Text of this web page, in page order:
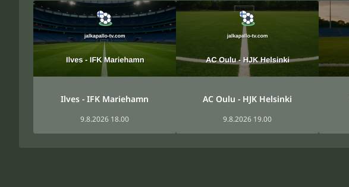
Ilves - IFK Mariehamn
9.8.2026 18.00
AC Oulu - HJK Helsinki
9.8.2026 19.00